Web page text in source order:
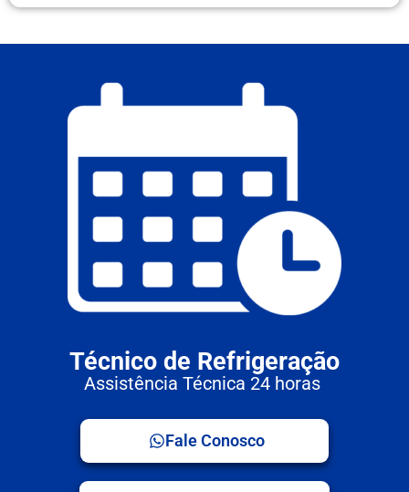
Técnico de Refrigeração
Assistência Técnica 24 horas
Fale Conosco